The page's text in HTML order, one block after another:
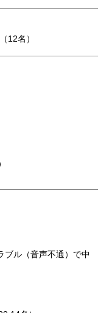
12名）
ブル（音声不通）で中